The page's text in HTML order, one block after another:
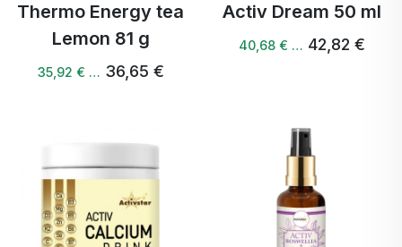
Thermo Energy tea
Lemon 81 g
35,92 € … 36,65 €
Activ Dream 50 ml
40,68 € … 42,82 €